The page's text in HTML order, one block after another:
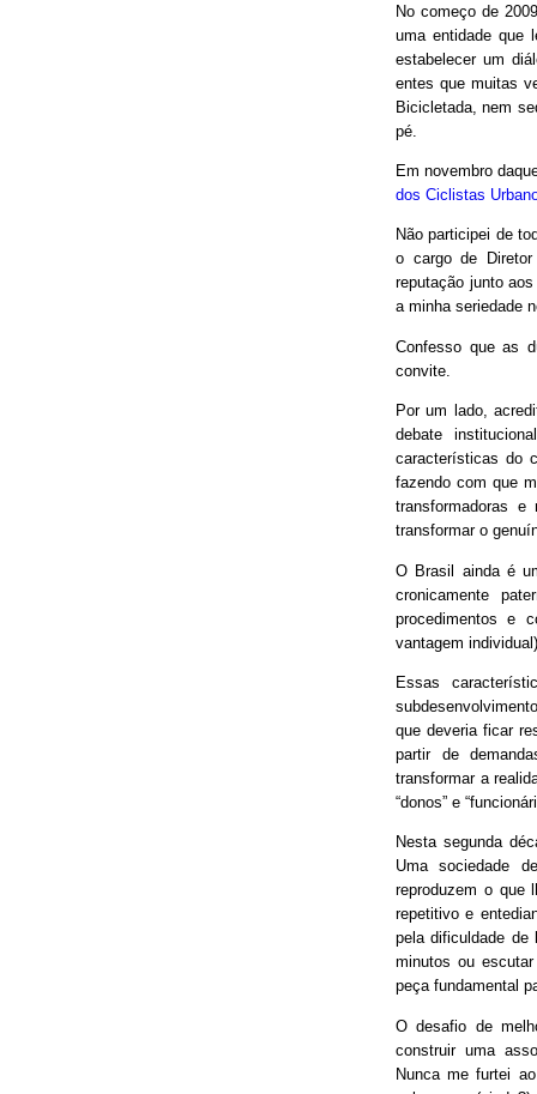
No começo de
uma entidade que
estabelecer um
entes que muitas
Bicicletada, nem
pé.
Em novembro
dos Ciclistas
Não participei de
o cargo de
reputação junto
a minha seriedade
Confesso que as
convite.
Por um lado,
debate
características do
fazendo com que
transformadoras
transformar o
O Brasil ainda é
cronicamente
procedimentos e
vantagem
Essas
que deveria ficar
partir de
transformar a
“donos” e
Nesta segunda
Uma sociedade
reproduzem o que
repetitivo e
pela dificuldade
minutos ou
peça fundamental
O desafio de
construir uma
Nunca me furtei